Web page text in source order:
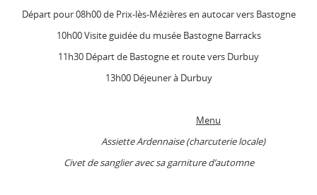
Départ pour 08h00 de Prix-lès-Mézières en autocar vers Bastogne
10h00 Visite guidée du musée Bastogne Barracks
11h30 Départ de Bastogne et route vers Durbuy
13h00 Déjeuner à Durbuy
Menu
Assiette Ardennaise (charcuterie locale)
Civet de sanglier avec sa garniture d’automne